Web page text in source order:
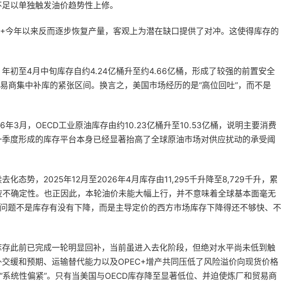
以单独触发油价趋势性上修。
年以来反而逐步恢复产量，客观上为潜在缺口提供了对冲。这使得库存的
初至4月中旬库存自约4.24亿桶升至约4.66亿桶，形成了较强的前置安全
集中补库的紧张区间。换言之，美国市场经历的是“高位回吐”，而不是
3月，OECD工业原油库存由约10.23亿桶升至10.53亿桶，说明主要消费
度形成的库存平台本身已经显著抬高了全球原油市场对供应扰动的承受阈
化态势，2025年12月至2026年4月库存由11,295千升降至8,729千升，累
确定性。也正因此，本轮油价未能大幅上行，并不意味着全球基本面毫无
题不是库存有没有下降，而是主导定价的西方市场库存下降得还不够快、不
此前已完成一轮明显回补，当前虽进入去化阶段，但绝对水平尚未低到触
缓和预期、运输替代能力以及OPEC+增产共同压低了风险溢价向现货价格
统性偏紧”。只有当美国与OECD库存降至显著低位、并迫使炼厂和贸易商